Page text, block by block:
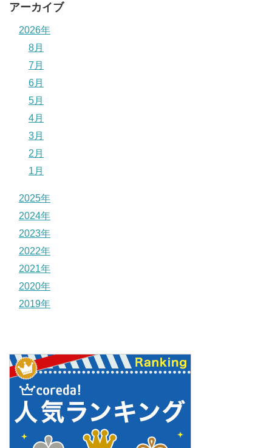
アーカイブ
2026年
8月
7月
6月
5月
4月
3月
2月
1月
2025年
2024年
2023年
2022年
2021年
2020年
2019年